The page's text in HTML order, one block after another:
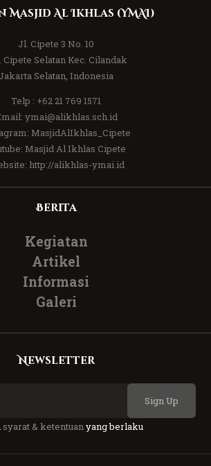
Masjid Al Ikhlas (YMAI)
Jl. Cipete 3 No. 10
Cipete Selatan Kec. Cilandak
Jakarta Selatan, Indonesia
Telp : +62 21 769 1571
ymai@alikhlas.sch.id
MasjidAlIkhlas_Cipete
Masjid Al Ikhlas Cipete
http://alikhlas-ymai.id
Berita
Kegiatan
Artikel
Informasi
Galeri
Newsletter
Sign Up
syarat & ketentuanyang berlaku